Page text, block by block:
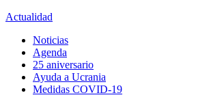
Actualidad
Noticias
Agenda
25 aniversario
Ayuda a Ucrania
Medidas COVID-19